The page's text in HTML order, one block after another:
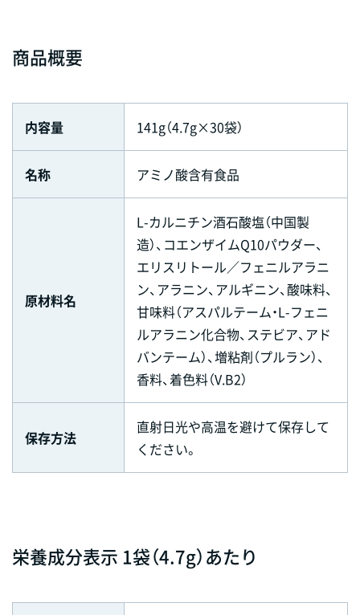
商品概要
内容量 141g（4.7g×30袋）
名称 アミノ酸含有食品
原材料名
L-カルニチン酒石酸塩（中国製
造）、コエンザイムQ10パウダー、
エリスリトール／フェニルアラニ
ン、アラニン、アルギニン、酸味料、
甘味料（アスパルテーム・L-フェニ
ルアラニン化合物、ステビア、アド
バンテーム）、増粘剤（プルラン）、
香料、着色料（V.B2）
保存方法
直射日光や高温を避けて保存して
ください。
栄養成分表示 1袋（4.7g）あたり